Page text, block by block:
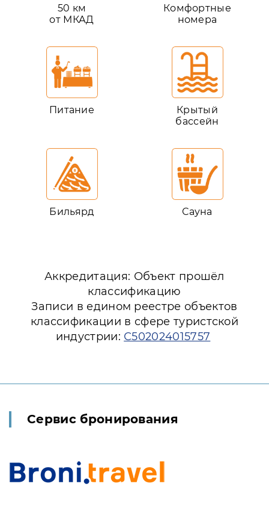
50 км
от МКАД
Комфортные
номера
Питание
Крытый
бассейн
Бильярд Сауна
Аккредитация: Объект прошёл
классификацию
Записи в едином реестре объектов
классификации в сфере туристской
индустрии: С502024015757
Сервис бронирования